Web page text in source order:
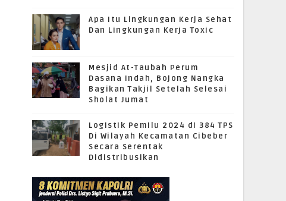
Apa Itu Lingkungan Kerja Sehat
Dan Lingkungan Kerja Toxic
Mesjid At-Taubah Perum
Dasana Indah, Bojong Nangka
Bagikan Takjil Setelah Selesai
Sholat Jumat
Logistik Pemilu 2024 di 384 TPS
Di Wilayah Kecamatan Cibeber
Secara Serentak
Didistribusikan